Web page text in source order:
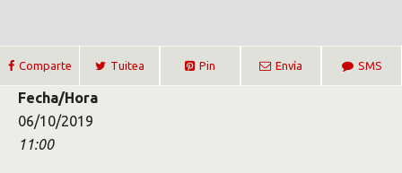
Comparte Tuitea Pin Envía SMS
Fecha/Hora
06/10/2019
11:00